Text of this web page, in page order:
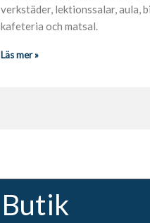
verkstäder, lektionssalar, aula,
kafeteria och matsal.
Läs mer »
Butik